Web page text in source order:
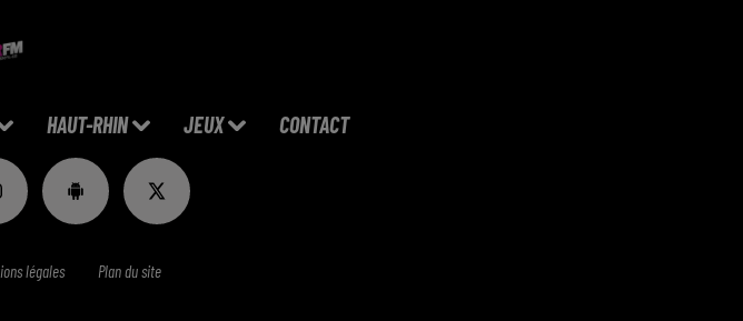
HAUT-RHIN JEUX CONTACT
légales Plan du site